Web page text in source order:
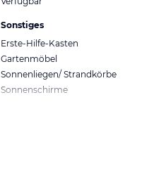
Sonstiges
Erste-Hilfe-Kasten
Gartenmöbel
Sonnenliegen/ Strandkörbe
Sonnenschirme